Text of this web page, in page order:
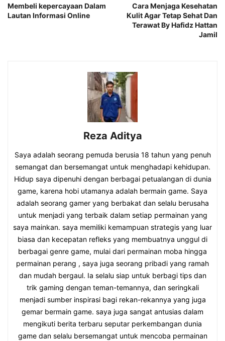
Membeli kepercayaan Dalam
Lautan Informasi Online
Cara Menjaga Kesehatan
Kulit Agar Tetap Sehat Dan
Terawat By Hafidz Hattan
Jamil
Reza Aditya
Saya adalah seorang pemuda berusia 18 tahun yang penuh
semangat dan bersemangat untuk menghadapi kehidupan.
Hidup saya dipenuhi dengan berbagai petualangan di dunia
game, karena hobi utamanya adalah bermain game. Saya
adalah seorang gamer yang berbakat dan selalu berusaha
untuk menjadi yang terbaik dalam setiap permainan yang
saya mainkan. saya memiliki kemampuan strategis yang luar
biasa dan kecepatan refleks yang membuatnya unggul di
berbagai genre game, mulai dari permainan moba hingga
permainan perang , saya juga seorang pribadi yang ramah
dan mudah bergaul. Ia selalu siap untuk berbagi tips dan
trik gaming dengan teman-temannya, dan seringkali
menjadi sumber inspirasi bagi rekan-rekannya yang juga
gemar bermain game. saya juga sangat antusias dalam
mengikuti berita terbaru seputar perkembangan dunia
game dan selalu bersemangat untuk mencoba permainan